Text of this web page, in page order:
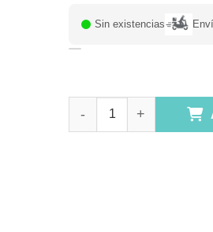
Sin existencias
(D)Harina de Linaza